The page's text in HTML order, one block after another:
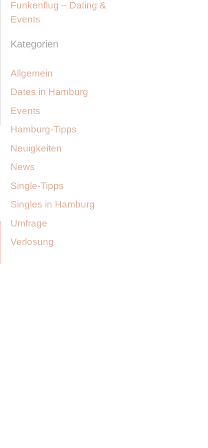
Funkenflug – Dating &
Events
Kategorien
Allgemein
Dates in Hamburg
Events
Hamburg-Tipps
Neuigkeiten
News
Single-Tipps
Singles in Hamburg
Umfrage
Verlosung